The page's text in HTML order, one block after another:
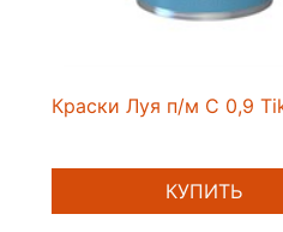
Краски Луя п/м С 0,9
КУПИТЬ